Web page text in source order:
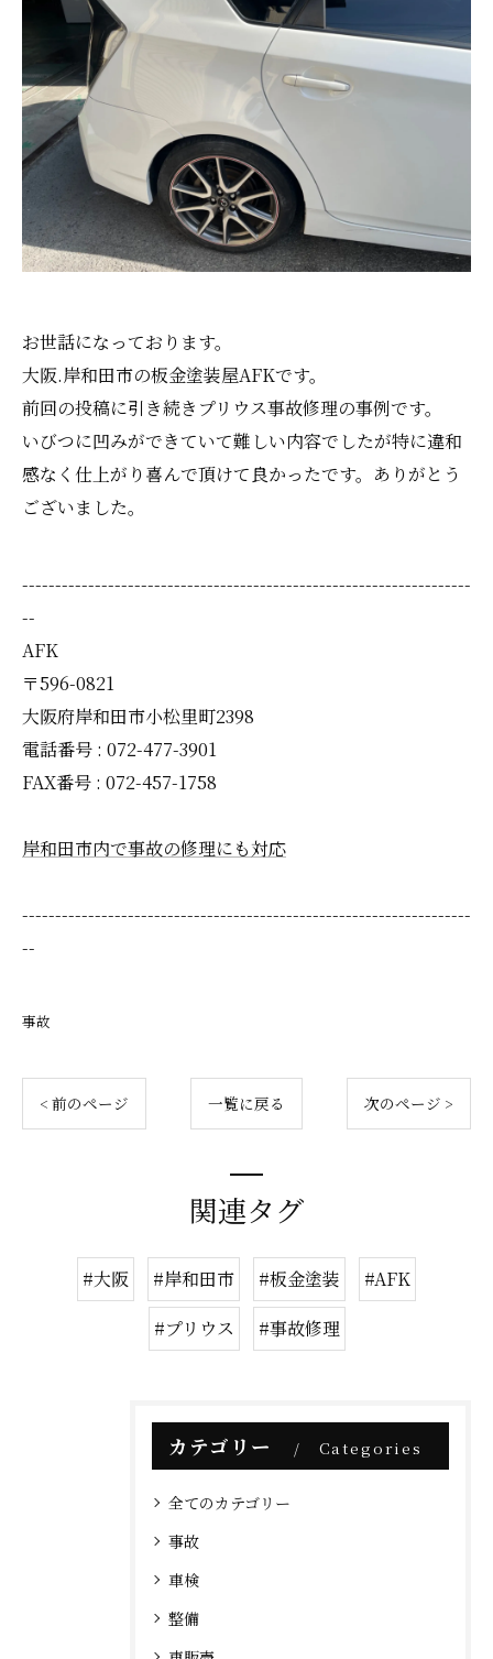
お世話になっております。
大阪.岸和田市の板金塗装屋AFKです。
前回の投稿に引き続きプリウス事故修理の事例です。
いびつに凹みができていて難しい内容でしたが特に違和
感なく仕上がり喜んで頂けて良かったです。ありがとう
ございました。
--------------------------------------------------------------------
--
AFK
〒596-0821
大阪府岸和田市小松里町2398
電話番号 : 072-477-3901
FAX番号 : 072-457-1758
岸和田市内で事故の修理にも対応
--------------------------------------------------------------------
--
事故
< 前のページ 一覧に戻る 次のページ >
関連タグ
#大阪 #岸和田市 #板金塗装
#AFK
#プリウス
#事故修理
カテゴリー Categories
全てのカテゴリー
事故
車検
整備